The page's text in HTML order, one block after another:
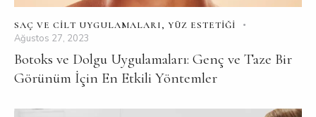
SAÇ VE CILT UYGULAMALARI, YÜZ ESTETIĞI
Ağustos 27, 2023
Botoks ve Dolgu Uygulamaları: Genç ve Taze Bir
Görünüm İçin En Etkili Yöntemler